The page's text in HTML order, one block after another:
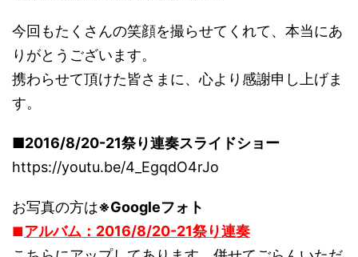
今回もたくさんの笑顔を撮らせてくれて、本当にあ
りがとうございます。
携わらせて頂けた皆さまに、心より感謝申し上げま
す。
■2016/8/20-21祭り連奏スライドショー
https://youtu.be/4_EgqdO4rJo
お写真の方は※Googleフォト
■アルバム：2016/8/20-21祭り連奏